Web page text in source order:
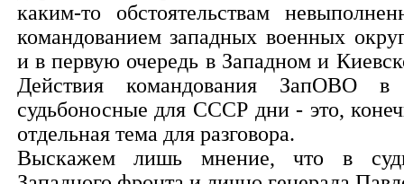
каким-то обстоятельствам
командованием западных военных
и в первую очередь в Западном и
Действия командования ЗапОВО в
судьбоносные для СССР дни - это,
отдельная тема для разговора.
Выскажем лишь мнение, что в